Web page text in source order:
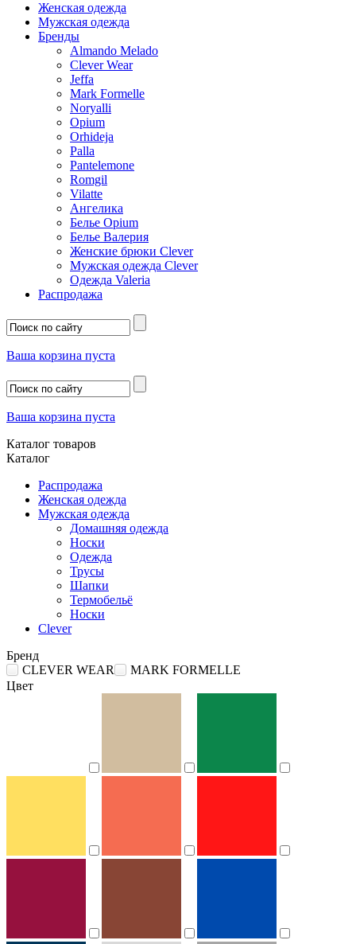
Женская одежда
Мужская одежда
Бренды
Almando Melado
Clever Wear
Jeffa
Mark Formelle
Noryalli
Opium
Orhideja
Palla
Pantelemone
Romgil
Vilatte
Ангелика
Белье Opium
Белье Валерия
Женские брюки Clever
Мужская одежда Clever
Одежда Valeria
Распродажа
Ваша корзина пуста
Ваша корзина пуста
Каталог товаров
Каталог
Распродажа
Женская одежда
Мужская одежда
Домашняя одежда
Носки
Одежда
Трусы
Шапки
Термобельё
Носки
Clever
Бренд
CLEVER WEAR
MARK FORMELLE
Цвет